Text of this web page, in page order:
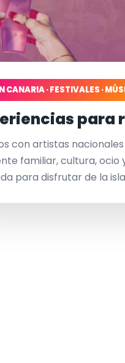
CANARIA · FESTIVALES ·
para
con artistas
familiar, cultura, ocio
para disfrutar de la